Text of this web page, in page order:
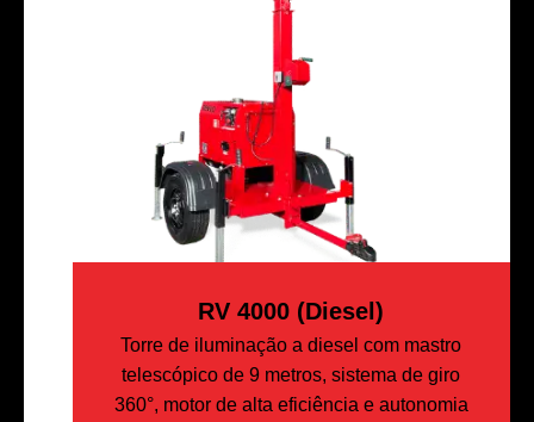
RV 4000 (diesel)
Torre de iluminação a diesel com mastro
telescópico de 9 metros, sistema de giro
360°, motor de alta eficiência e autonomia